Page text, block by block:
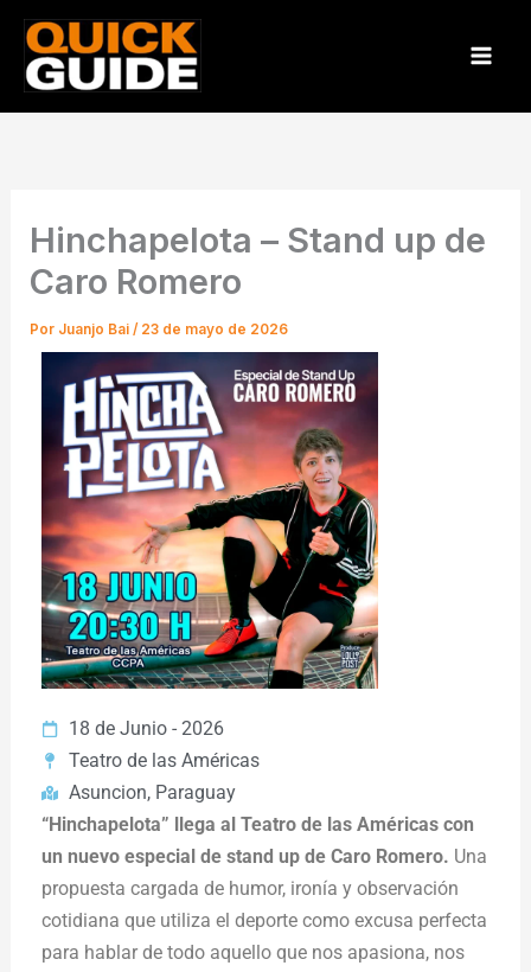
contenido
Hinchapelota – Stand up de
Caro Romero
Por Juanjo Bai/ 23 de mayo de 2026
18 de Junio - 2026
Teatro de las Américas
Asuncion, Paraguay
“Hinchapelota” llega al Teatro de las Américas con
un nuevo especial de stand up de Caro Romero. Una
propuesta cargada de humor, ironía y observación
cotidiana que utiliza el deporte como excusa perfecta
para hablar de todo aquello que nos apasiona, nos